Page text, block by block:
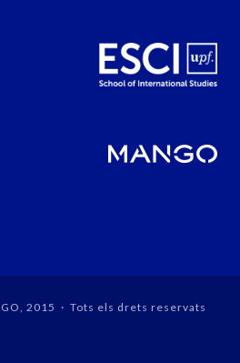
2015 · Tots els drets reservats